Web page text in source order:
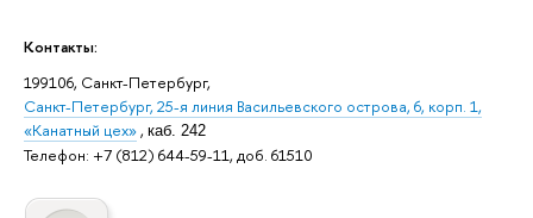
Контакты:
199106, Санкт-Петербург,
Санкт-Петербург, 25-я линия Васильевского острова, 6, корп. 1,
«Канатный цех», каб. 242
Телефон: +7 (812) 644-59-11, доб. 61510